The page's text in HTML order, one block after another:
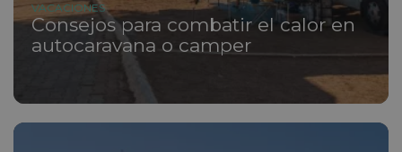
VACACIONES
Consejos para combatir el calor en
autocaravana o camper